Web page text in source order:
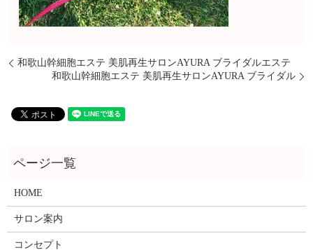
和歌山幹細胞エステ 美肌再生サロンAYURA ブライダルエステ
和歌山幹細胞エステ 美肌再生サロンAYURA ブライダル
HOME
サロン案内
コンセプト